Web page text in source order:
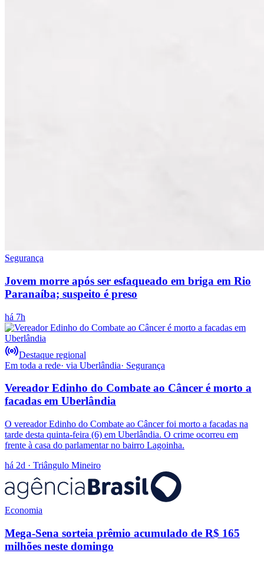
Segurança
Jovem morre após ser esfaqueado em briga em Rio
Paranaíba; suspeito é preso
há 7h
Destaque regional
Em toda a rede· via Uberlândia· Segurança
Vereador Edinho do Combate ao Câncer é morto a
facadas em Uberlândia
O vereador Edinho do Combate ao Câncer foi morto a facadas na
tarde desta quinta-feira (6) em Uberlândia. O crime ocorreu em
frente à casa do parlamentar no bairro Lagoinha.
há 2d · Triângulo Mineiro
Economia
Mega-Sena sorteia prêmio acumulado de R$ 165
milhões neste domingo